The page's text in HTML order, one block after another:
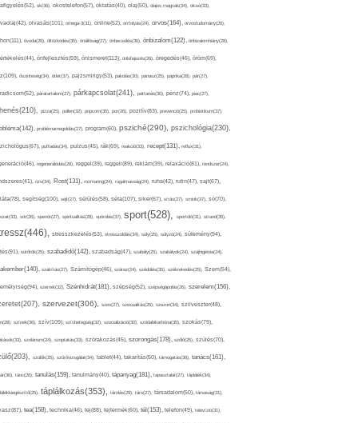
ok(36), okostelefon(57), oktatás(40), olaj(50), olajos magvak(34), olcsó(33),
olvasás(101), omega-3(31), online(52), orrfolyás(24), orvos(164), orvostudomány(26),
óvoda(26), öltözködés(35), önállóság(27), önbecsülés(36), önbizalom(122), önbizalomhiány(28),
önfejlesztés(59), önismeret(113), önkifejezés(26), öregedés(46), öröm(69),
őszinteség(34), ötlet(37), pajzsmirigy(53), pakolás(30), panasz(25), paprika(28), pár(27),
páratartalom(27), párkapcsolat(241), pattanás(30), pénz(74), piac(27),
pizza(25), pollen(32), popcorn(35), por(26), pozitív(83), prevenció(25), probiotikum(37),
problémamegoldás(27), program(60), psziché(290), pszichológia(230),
puffadás(34), pulzus(45), rák(69), reakció(33), recept(131), reflux(31),
regenerálódás(28), reggel(39), reggeli(89), reklám(39), relaxáció(81), rendszer(24),
rizs(34), Rost(131), rozmaring(24), rugalmasság(24), ruha(42), rutin(47), sajt(67),
segítség(100), sejt(27), sérülés(58), séta(107), siker(67), sírás(27), smink(37), só(70),
sör(26), spenót(27), spiritualitás(28), spórolás(37), sport(528), sportoló(31), strand(35),
stresszkezelés(53), stresszoldás(34), súly(25), súlyzó(24), sütemény(94),
sütőtök(25), szabadidő(142), szabadság(47), szabály(25), szabályok(24), szájhigiénia(24),
szakítás(27), Számítógép(46), száraz(24), szédülés(35), székrekedés(25), Szem(54),
szemét(32), Szénhidrát(181), szépség(52), szépségápolás(26), szerelem(156),
szervezet(306), szex(27), szexualitás(25), szezon(34), szilveszter(48),
színek(36), szív(109), szívbetegség(32), szocializáció(30), szódabikarbóna(35), szokás(79),
szolárium(24), szoptatás(33), szórakozás(45), szorongás(178), szőlő(25), szülés(70),
szülők(25), szűrővizsgálat(34), tablet(44), takarítás(50), támogatás(36), tanács(161),
tánc(26), tanulás(159), tanulmány(40), tápanyag(181), tapasztalat(27), táplálék(34),
táplálkozás(353), tárolás(29), társ(27), társadalom(50), társaság(31),
tea(158), technika(46), tej(88), tejtermék(60), tél(153), telefon(49), televízió(31),